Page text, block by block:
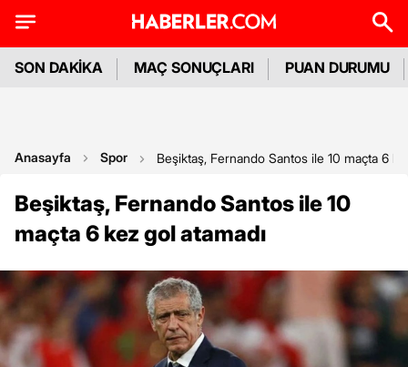
SON DAKİKA MAÇ SONUÇLARI PUAN DURUMU
Anasayfa Spor Beşiktaş, Fernando Santos ile 10 maçta 6
Beşiktaş, Fernando Santos ile 10
maçta 6 kez gol atamadı